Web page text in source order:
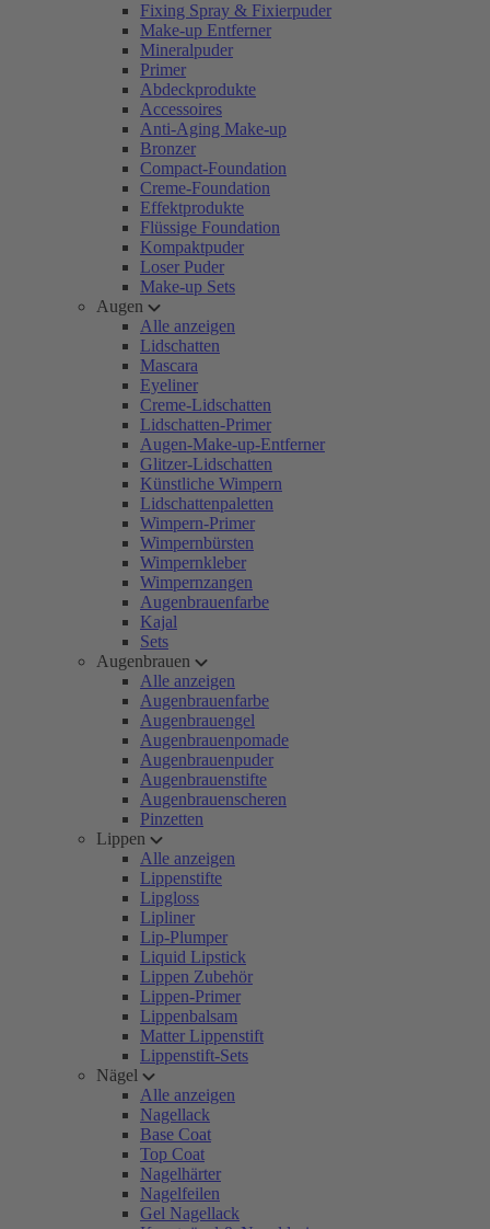
Fixing Spray & Fixierpuder
Make-up Entferner
Mineralpuder
Primer
Abdeckprodukte
Accessoires
Anti-Aging Make-up
Bronzer
Compact-Foundation
Creme-Foundation
Effektprodukte
Flüssige Foundation
Kompaktpuder
Loser Puder
Make-up Sets
Augen
Alle anzeigen
Lidschatten
Mascara
Eyeliner
Creme-Lidschatten
Lidschatten-Primer
Augen-Make-up-Entferner
Glitzer-Lidschatten
Künstliche Wimpern
Lidschattenpaletten
Wimpern-Primer
Wimpernbürsten
Wimpernkleber
Wimpernzangen
Augenbrauenfarbe
Kajal
Sets
Augenbrauen
Alle anzeigen
Augenbrauenfarbe
Augenbrauengel
Augenbrauenpomade
Augenbrauenpuder
Augenbrauenstifte
Augenbrauenscheren
Pinzetten
Lippen
Alle anzeigen
Lippenstifte
Lipgloss
Lipliner
Lip-Plumper
Liquid Lipstick
Lippen Zubehör
Lippen-Primer
Lippenbalsam
Matter Lippenstift
Lippenstift-Sets
Nägel
Alle anzeigen
Nagellack
Base Coat
Top Coat
Nagelhärter
Nagelfeilen
Gel Nagellack